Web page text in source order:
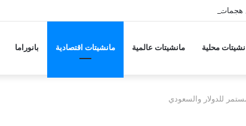
منسقة من حلفاء لإيران
محلية مانشيتات عالمية مانشيتات اقتصادية بانوراما
للدولار والسعودي